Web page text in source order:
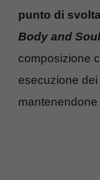
punto di
Body and Soul
composizione
esecuzione